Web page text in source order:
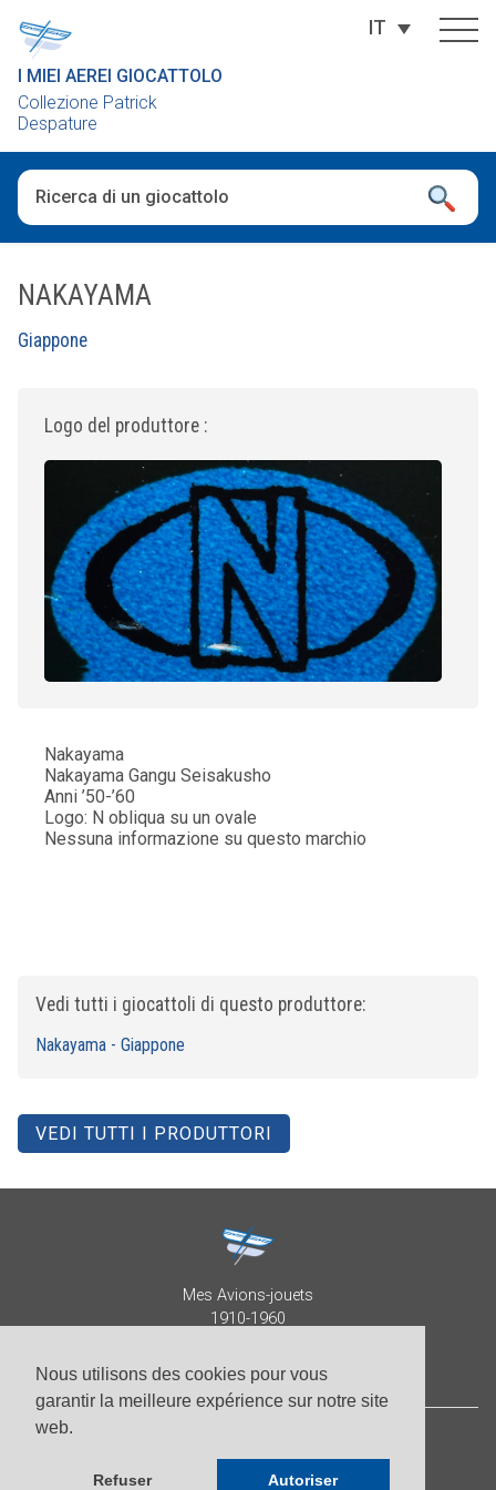
Nous utilisons des cookies pour vous
garantir la meilleure expérience sur notre site
web.
Refuser Autoriser
I MIEI AEREI GIOCATTOLO
Collezione Patrick
Despature
IT
NAKAYAMA
Giappone
Logo del produttore :
Nakayama
Nakayama Gangu Seisakusho
Anni ’50-’60
Logo: N obliqua su un ovale
Nessuna informazione su questo marchio
Vedi tutti i giocattoli di questo produttore:
Nakayama - Giappone
VEDI TUTTI I PRODUTTORI
Mes Avions-jouets
1910-1960